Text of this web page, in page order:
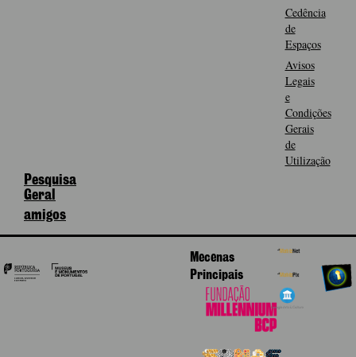
Cedência
de
Espaços
Avisos
Legais
e
Condições
Gerais
de
Utilização
Pesquisa
Geral
amigos
Mecenas
Principais